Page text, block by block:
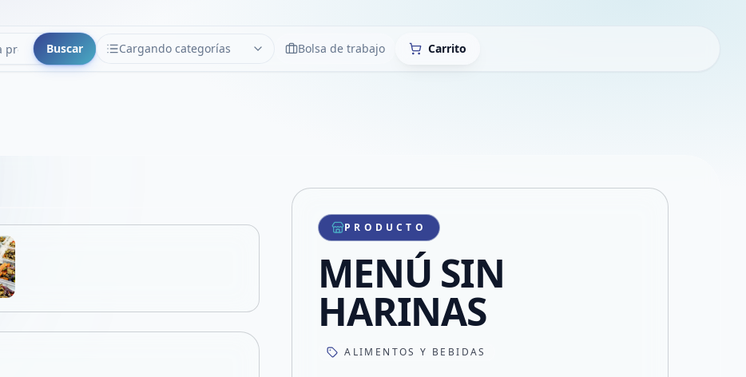
Buscar Cargando categorías
CATEGORÍAS LimpiarBolsa de trabajo Carrito
Compartir producto
Compartir por WhatsApp
Compartir por mail
Compartir en Facebook
Compartir en X
PRODUCTO
MENÚ SIN
HARINAS
ALIMENTOS Y BEBIDAS